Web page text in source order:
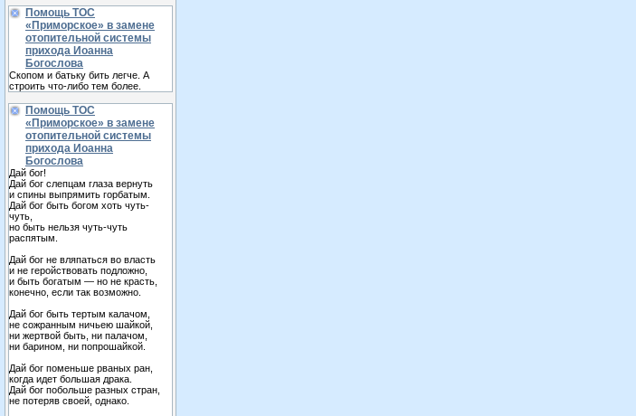
Помощь ТОС
«Приморское» в замене
отопительной системы
прихода Иоанна
Богослова
Скопом и батьку бить легче. А
строить что-либо тем более.
Помощь ТОС
«Приморское» в замене
отопительной системы
прихода Иоанна
Богослова
Дай бог!
Дай бог слепцам глаза вернуть
и спины выпрямить горбатым.
Дай бог быть богом хоть чуть-
чуть,
но быть нельзя чуть-чуть
распятым.
Дай бог не вляпаться во власть
и не геройствовать подложно,
и быть богатым — но не красть,
конечно, если так возможно.
Дай бог быть тертым калачом,
не сожранным ничьею шайкой,
ни жертвой быть, ни палачом,
ни барином, ни попрошайкой.
Дай бог поменьше рваных ран,
когда идет большая драка.
Дай бог побольше разных стран,
не потеряв своей, однако.